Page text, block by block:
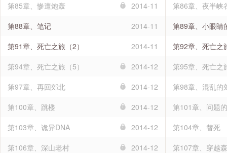
第85章、惨遭炮轰
2014-11
第86章、夜半峡
第88章、笔记
2014-11
第89章、小眼睛
第91章、死亡之旅（2）
2014-11
第92章、死亡之
第94章、死亡之旅（5）
2014-12
第95章、死亡之
第97章、再回郊北
2014-12
第98章、混乱的
第100章、跳楼
2014-12
第101章、问题
第103章、诡异DNA
2014-12
第104章、替死
第106章、深山老村
2014-12
第107章、穿越